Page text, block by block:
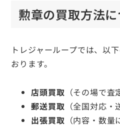
勲章の買取方法
トレジャーループでは、以
おります。
店頭買取 （その場で査
郵送買取 （全国対応・
出張買取 （内容・数量